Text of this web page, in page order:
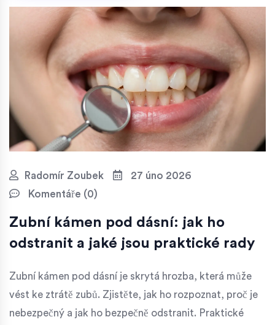
Radomír Zoubek
27 úno 2026
Komentáře (0)
Zubní kámen pod dásní: jak ho
odstranit a jaké jsou praktické rady
Zubní kámen pod dásní je skrytá hrozba, která může
vést ke ztrátě zubů. Zjistěte, jak ho rozpoznat, proč je
nebezpečný a jak ho bezpečně odstranit. Praktické